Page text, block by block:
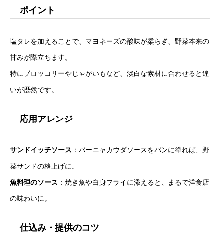
ポイント
塩タレを加えることで、マヨネーズの酸味が柔らぎ、野菜本来の
甘みが際立ちます。
特にブロッコリーやじゃがいもなど、淡白な素材に合わせると違
いが歴然です。
応用アレンジ
サンドイッチソース ：バーニャカウダソースをパンに塗れば、野
菜サンドの格上げに。
魚料理のソース ：焼き魚や白身フライに添えると、まるで洋食店
の味わいに。
仕込み・提供のコツ